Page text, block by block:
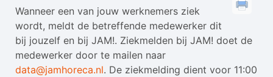
Wanneer een van jouw werknemers ziek
wordt, meldt de betreffende medewerker dit
bij jouzelf en bij JAM!. Ziekmelden bij JAM! doet de
medewerker door te mailen naar
data@jamhoreca.nl. De ziekmelding dient voor 11:00